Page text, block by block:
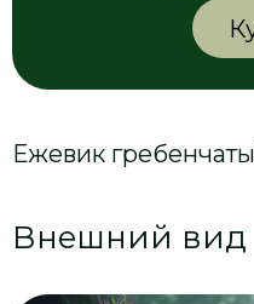
Ежевик
Внешний вид